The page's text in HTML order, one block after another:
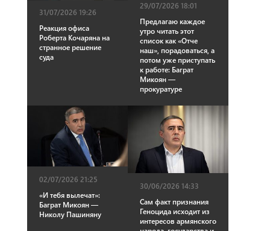
31/07/2026 19:26
Реакция офиса
Роберта Кочаряна на
странное решение
суда
29/07/2026 18:01
Предлагаю каждое
утро читать этот
список как «Отче
наш», порадоваться, а
потом уже приступать
к работе: Баграт
Микоян —
прокуратуре
02/07/2026 21:25
«И тебя вылечат»:
Баграт Микоян —
Николу Пашиняну
30/06/2026 14:33
Сам факт признания
Геноцида исходит из
интересов армянского